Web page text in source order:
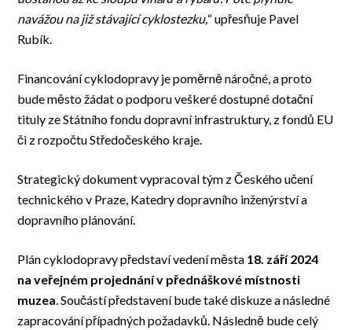
navážou na již stávající cyklostezku,“ upřesňuje Pavel
Rubík.
Financování cyklodopravy je poměrně náročné, a proto
bude město žádat o podporu veškeré dostupné dotační
tituly ze Státního fondu dopravní infrastruktury, z fondů EU
či z rozpočtu Středočeského kraje.
Strategický dokument vypracoval tým z Českého učení
technického v Praze, Katedry dopravního inženýrství a
dopravního plánování.
Plán cyklodopravy představí vedení města 18. září 2024
na veřejném projednání v přednáškové místnosti
muzea . Součástí představení bude také diskuze a následné
zapracování případných požadavků. Následně bude celý